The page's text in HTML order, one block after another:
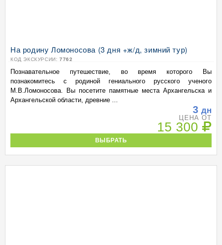
На родину Ломоносова (3 дня +ж/д, зимний тур)
КОД ЭКСКУРСИИ: 7762
Познавательное путешествие, во время которого Вы
познакомитесь с родиной гениального русского ученого
М.В.Ломоносова. Вы посетите памятные места Архангельска и
Архангельской области, древние ...
3 дн
ЦЕНА ОТ
15 300
ВЫБРАТЬ